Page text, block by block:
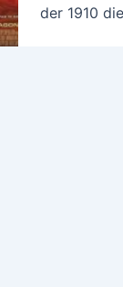
der 1910